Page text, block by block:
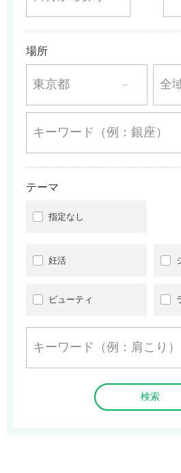
場所
テーマ
指定なし
妊活
ビューティ